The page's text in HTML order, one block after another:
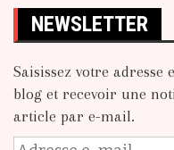
NEWSLETTER
Saisissez votre
blog et recevoir une
article par e-mail.
Adresse